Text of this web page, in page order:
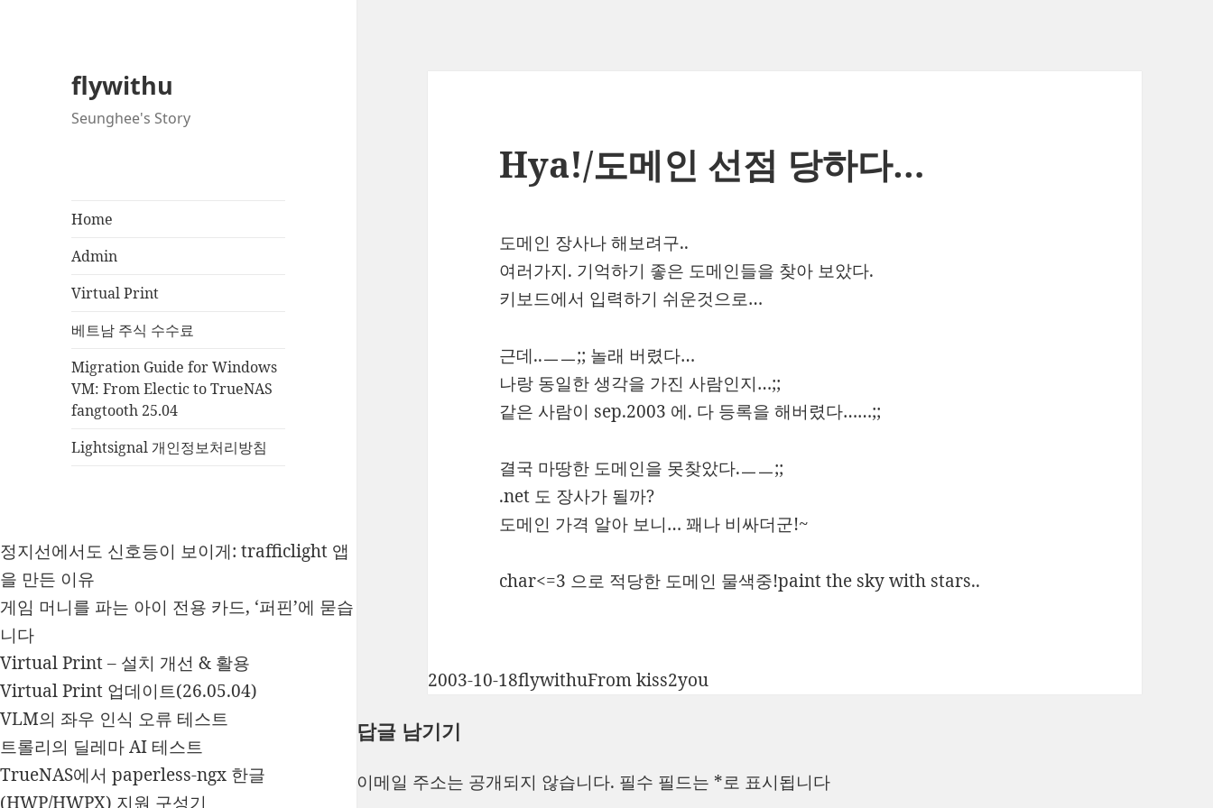
flywithu
Seunghee's Story
Home
Admin
Virtual Print
베트남 주식 수수료
Migration Guide for Windows
VM: From Electic to TrueNAS
fangtooth 25.04
Lightsignal 개인정보처리방침
정지선에서도 신호등이 보이게: trafficlight 앱
을 만든 이유
게임 머니를 파는 아이 전용 카드, ‘퍼핀’에 묻습
니다
Virtual Print – 설치 개선 & 활용
Virtual Print 업데이트(26.05.04)
VLM의 좌우 인식 오류 테스트
트롤리의 딜레마 AI 테스트
TrueNAS에서 paperless-ngx 한글
(HWP/HWPX) 지원 구성기
Hya!/도메인 선점 당하다…
도메인 장사나 해보려구..
여러가지. 기억하기 좋은 도메인들을 찾아 보았다.
키보드에서 입력하기 쉬운것으로…
근데..ㅡㅡ;; 놀래 버렸다…
나랑 동일한 생각을 가진 사람인지…;;
같은 사람이 sep.2003 에. 다 등록을 해버렸다……;;
결국 마땅한 도메인을 못찾았다.ㅡㅡ;;
.net 도 장사가 될까?
도메인 가격 알아 보니… 꽤나 비싸더군!~
char<=3 으로 적당한 도메인 물색중!paint the sky with stars..
작
일
2003-10-18글
flywithu카
From kiss2you
답글 남기기
이메일 주소는 공개되지 않습니다. 필수 필드는 *로 표시됩니다